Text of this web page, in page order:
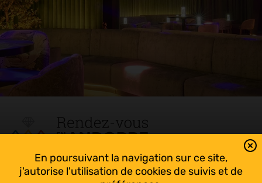
En poursuivant la navigation sur ce site,
j'autorise l'utilisation de cookies de suivis et de
Tout suivre sur l’Andorre!